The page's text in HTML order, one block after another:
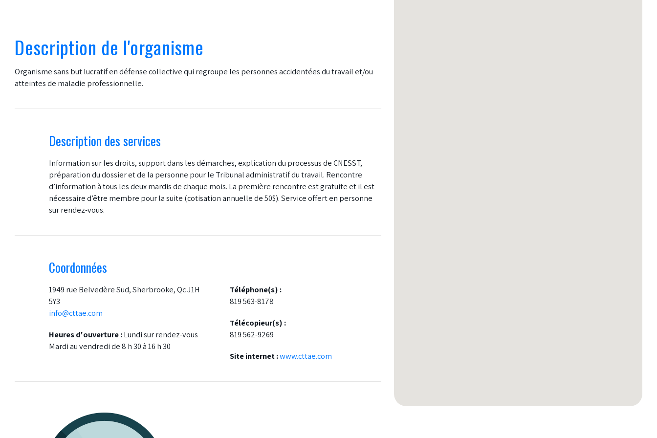
Description de l'organisme
Organisme sans but lucratif en défense collective qui regroupe les personnes accidentées du travail et/ou
atteintes de maladie professionnelle.
Description des services
Information sur les droits, support dans les démarches, explication du processus de CNESST,
préparation du dossier et de la personne pour le Tribunal administratif du travail. Rencontre
d’information à tous les deux mardis de chaque mois. La première rencontre est gratuite et il est
nécessaire d’être membre pour la suite (cotisation annuelle de 50$). Service offert en personne
sur rendez-vous.
Coordonnées
1949 rue Belvedère Sud, Sherbrooke, Qc J1H
5Y3
info@cttae.com
Heures d'ouverture :Lundi sur rendez-vous
Mardi au vendredi de 8 h 30 à 16 h 30
Téléphone(s) :
819 563-8178
Télécopieur(s) :
819 562-9269
Site internet :www.cttae.com